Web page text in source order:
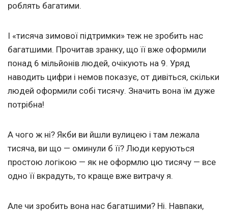
роблять багатими.
І «тисяча зимової підтримки» теж не зробить нас
багатшими. Прочитав зранку, що її вже оформили
понад 6 мільйонів людей, очікують на 9. Уряд
наводить цифри і немов показує, от дивіться, скільки
людей оформили собі тисячу. Значить вона їм дуже
потрібна!
А чого ж ні? Якби ви йшли вулицею і там лежала
тисяча, ви що — оминули б її? Люди керуються
простою логікою — як не оформлю цю тисячу — все
одно її вкрадуть, то краще вже витрачу я.
Але чи зробить вона нас багатшими? Ні. Навпаки,